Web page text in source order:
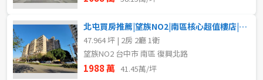
北屯買房推薦|望族NO2|南區核心超值樓店|兩房平車
47.964 坪 | 2房 2廳 1衛
望族NO2 台中市 南區 復興北路
1988 萬 41.45萬/坪